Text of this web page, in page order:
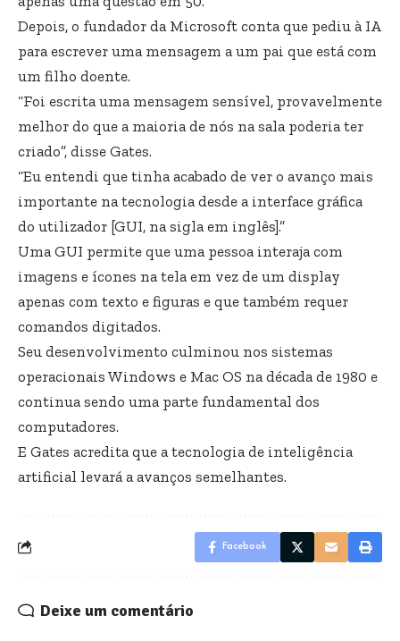
Depois, o fundador da Microsoft conta que pediu à IA
para escrever uma mensagem a um pai que está com
um filho doente.
“Foi escrita uma mensagem sensível, provavelmente
melhor do que a maioria de nós na sala poderia ter
criado”, disse Gates.
“Eu entendi que tinha acabado de ver o avanço mais
importante na tecnologia desde a interface gráfica
do utilizador [GUI, na sigla em inglês].”
Uma GUI permite que uma pessoa interaja com
imagens e ícones na tela em vez de um display
apenas com texto e figuras e que também requer
comandos digitados.
Seu desenvolvimento culminou nos sistemas
operacionais Windows e Mac OS na década de 1980 e
continua sendo uma parte fundamental dos
computadores.
E Gates acredita que a tecnologia de inteligência
artificial levará a avanços semelhantes.
Facebook
Deixe um comentário